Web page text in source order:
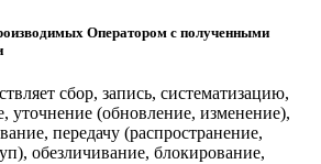
Оператором с полученными
сбор, запись, систематизацию,
уточнение (обновление, изменение),
передачу (распространение,
обезличивание, блокирование,